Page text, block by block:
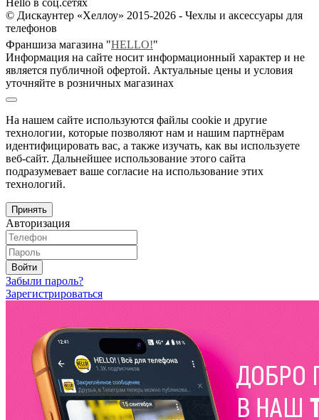
© Дискаунтер «Хеллоу» 2015-2026 - Чехлы и аксессуары для
телефонов
Франшиза магазина "HELLO!"
Информация на сайте носит информационный характер и не
является публичной офертой. Актуальные цены и условия
уточняйте в розничных магазинах
На нашем сайте используются файлы cookie и другие
технологии, которые позволяют нам и нашим партнёрам
идентифицировать вас, а также изучать, как вы используете
веб-сайт. Дальнейшее использование этого сайта
подразумевает ваше согласие на использование этих
технологий.
Принять
Авторизация
Войти
Забыли пароль?
Зарегистрироваться